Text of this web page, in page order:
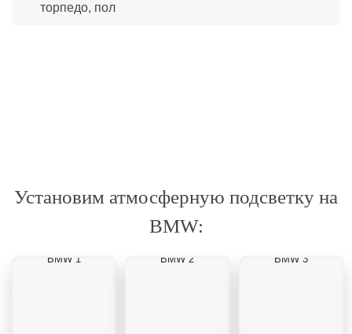
торпедо, пол
Установим атмосферную подсветку на
BMW:
BMW 1 BMW 2 BMW 3